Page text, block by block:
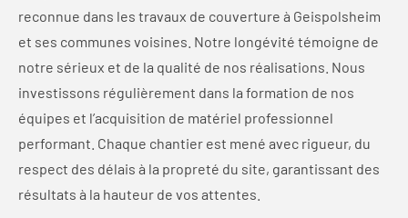
reconnue dans les travaux de couverture à Geispolsheim
et ses communes voisines. Notre longévité témoigne de
notre sérieux et de la qualité de nos réalisations. Nous
investissons régulièrement dans la formation de nos
équipes et l’acquisition de matériel professionnel
performant. Chaque chantier est mené avec rigueur, du
respect des délais à la propreté du site, garantissant des
résultats à la hauteur de vos attentes.